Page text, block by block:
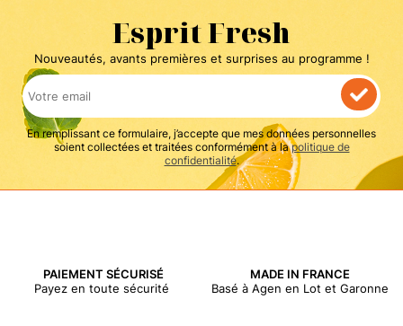
Esprit Fresh
Nouveautés, avants premières et surprises au programme !
En remplissant ce formulaire, j’accepte que mes données personnelles
soient collectées et traitées conformément à lapolitique de
confidentialité.
PAIEMENT SÉCURISÉ
Payez en toute sécurité
MADE IN FRANCE
Basé à Agen en Lot et Garonne